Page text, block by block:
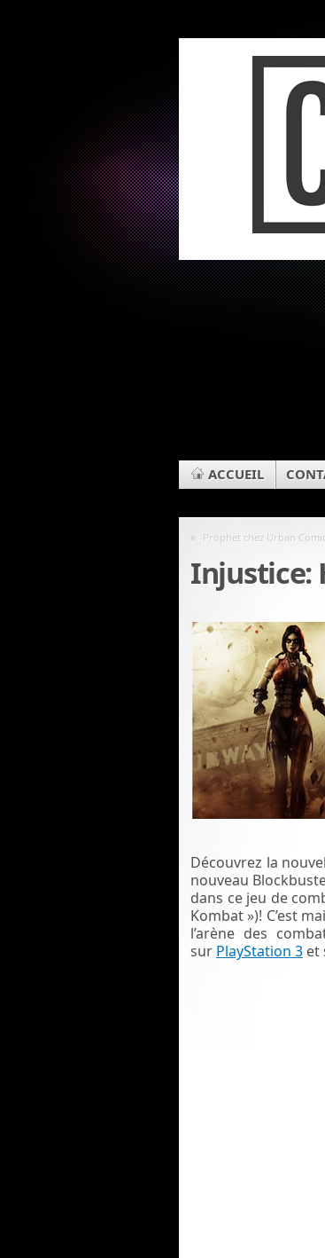
ACCUEIL
« Prophet chez Urban
Injustice:
Découvrez la
nouveau
dans ce jeu de
Kombat »)! C’est
l’arène des
sur PlayStation 3 et